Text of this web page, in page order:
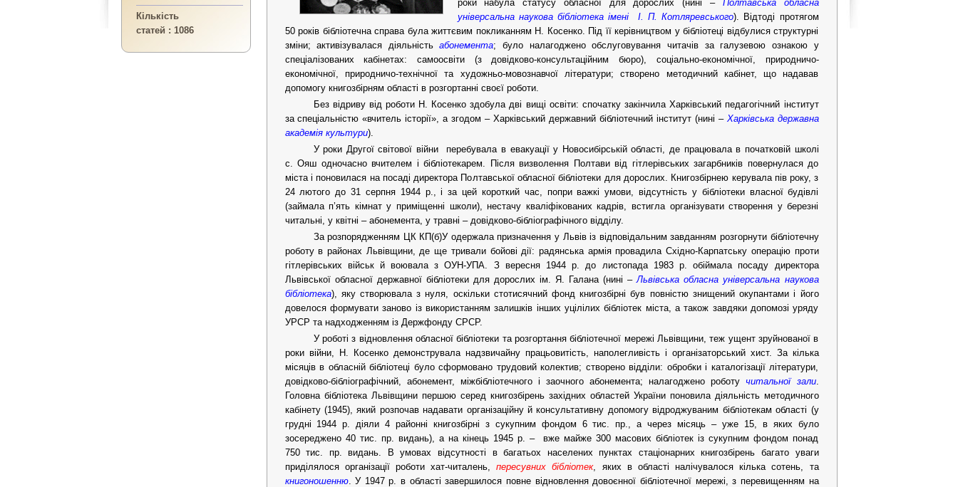
Кількість
статей : 1086
роки набула статусу обласної для дорослих (нині – Полтавська обласна
універсальна наукова бібліотека імені І. П. Котляревського). Відтоді протягом
50 років бібліотечна справа була життєвим покликанням Н. Косенко. Під її керівництвом у бібліотеці відбулися структурні
зміни; активізувалася діяльністьабонемента; було налагоджено обслуговування читачів за галузевою ознакою у
спеціалізованих кабінетах: самоосвіти (з довідково-консультаційним бюро), соціально-економічної, природничо-
економічної, природничо-технічної та художньо-мовознавчої літератури; створено методичний кабінет, що надавав
допомогу книгозбірням області в розгортанні своєї роботи.
Без відриву від роботи Н. Косенко здобула дві вищі освіти: спочатку закінчила Харківський педагогічний інститут
за спеціальністю «вчитель історії», а згодом – Харківський державний бібліотечний інститут (нині – Харківська державна
академія культури).
У роки Другої світової війни перебувала в евакуації у Новосибірській області, де працювала в початковій школі
с. Ояш одночасно вчителем і бібліотекарем. Після визволення Полтави від гітлерівських загарбників повернулася до
міста і поновилася на посаді директора Полтавської обласної бібліотеки для дорослих. Книгозбірнею керувала пів року, з
24 лютого до 31 серпня 1944 р., і за цей короткий час, попри важкі умови, відсутність у бібліотеки власної будівлі
(займала п’ять кімнат у приміщенні школи), нестачу кваліфікованих кадрів, встигла організувати створення у березні
читальні, у квітні – абонемента, у травні – довідково-бібліографічного відділу.
За розпорядженням ЦК КП(б)У одержала призначення у Львів із відповідальним завданням розгорнути бібліотечну
роботу в районах Львівщини, де ще тривали бойові дії: радянська армія провадила Східно-Карпатську операцію проти
гітлерівських військ й воювала з ОУН-УПА. З вересня 1944 р. до листопада 1983 р. обіймала посаду директора
Львівської обласної державної бібліотеки для дорослих ім. Я. Галана (нині –Львівська обласна універсальна наукова
бібліотека), яку створювала з нуля, оскільки стотисячний фонд книгозбірні був повністю знищений окупантами і його
довелося формувати заново із використанням залишків інших уцілілих бібліотек міста, а також завдяки допомозі уряду
УРСР та надходженням із Держфонду СРСР.
У роботі з відновлення обласної бібліотеки та розгортання бібліотечної мережі Львівщини, теж ущент зруйнованої в
роки війни, Н. Косенко демонструвала надзвичайну працьовитість, наполегливість і організаторський хист. За кілька
місяців в обласній бібліотеці було сформовано трудовий колектив; створено відділи: обробки і каталогізації літератури,
довідково-бібліографічний, абонемент, міжбібліотечного і заочного абонемента; налагоджено роботу читальної зали.
Головна бібліотека Львівщини першою серед книгозбірень західних областей України поновила діяльність методичного
кабінету (1945), який розпочав надавати організаційну й консультативну допомогу відроджуваним бібліотекам області (у
грудні 1944 р. діяли 4 районні книгозбірні з сукупним фондом 6 тис. пр., а через місяць – уже 15, в яких було
зосереджено 40 тис. пр. видань), а на кінець 1945 р. – вже майже 300 масових бібліотек із сукупним фондом понад
750 тис. пр. видань. В умовах відсутності в багатьох населених пунктах стаціонарних книгозбірень багато уваги
приділялося організації роботи хат-читалень,пересувних бібліотек, яких в області налічувалося кілька сотень, та
книгоношенню. У 1947 р. в області завершилося повне відновлення довоєнної бібліотечної мережі, з перевищенням на